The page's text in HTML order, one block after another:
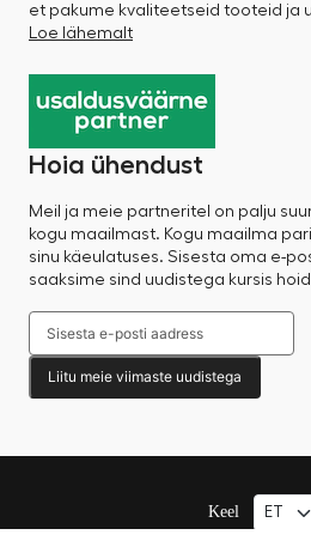
et pakume kvaliteetseid tooteid ja
Loe lähemalt
Hoia ühendust
Meil ja meie partneritel on palju
kogu maailmast. Kogu maailma
sinu käeulatuses. Sisesta oma e-
saaksime sind uudistega kursis
Liitu meie viimaste uudistega
Keel